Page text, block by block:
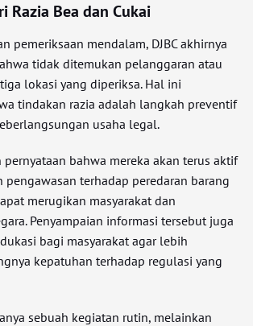
Razia Bea dan Cukai
pemeriksaan mendalam, DJBC akhirnya
tidak ditemukan pelanggaran atau
lokasi yang diperiksa. Hal ini
tindakan razia adalah langkah preventif
usaha legal.
pernyataan bahwa mereka akan terus aktif
terhadap peredaran barang
merugikan masyarakat dan
Penyampaian informasi tersebut juga
bagi masyarakat agar lebih
kepatuhan terhadap regulasi yang
sebuah kegiatan rutin, melainkan